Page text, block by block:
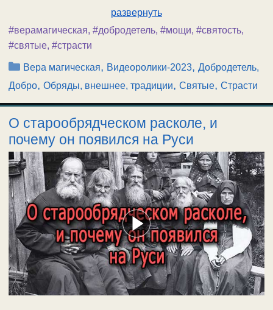
развернуть
#верамагическая, #добродетель, #мощи, #святость,
#святые, #страсти
Рубрики
Вера магическая, Видеоролики-2023,Добродетель,
Добро, Обряды, внешнее, традиции, Святые, Страсти
О старообрядческом расколе, и
почему он появился на Руси